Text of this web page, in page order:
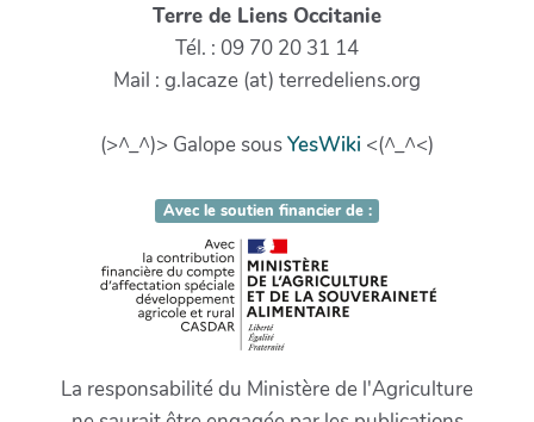
Terre de Liens Occitanie
Tél. : 09 70 20 31 14
Mail : g.lacaze (at) terredeliens.org
(>^_^)> Galope sousYesWiki <(^_^<)
Avec le soutien financier de :
La responsabilité du Ministère de l'Agriculture